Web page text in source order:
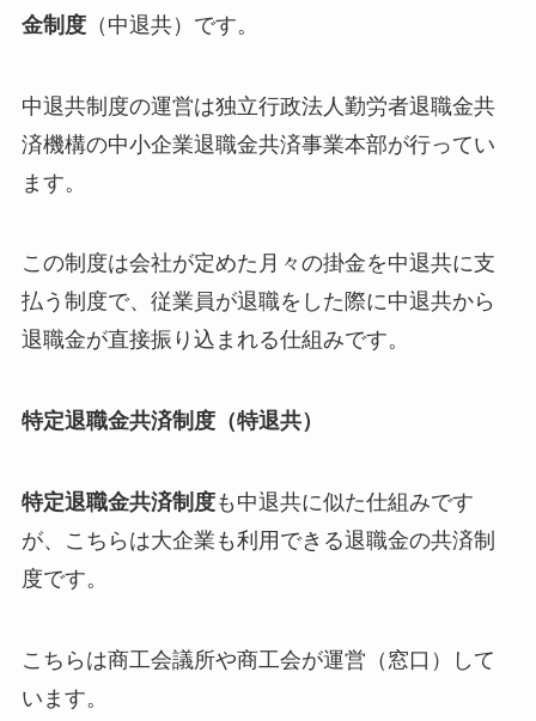
金制度（中退共）です。
中退共制度の運営は独立行政法人勤労者退職金共
済機構の中小企業退職金共済事業本部が行ってい
ます。
この制度は会社が定めた月々の掛金を中退共に支
払う制度で、従業員が退職をした際に中退共から
退職金が直接振り込まれる仕組みです。
特定退職金共済制度（特退共）
特定退職金共済制度も中退共に似た仕組みです
が、こちらは大企業も利用できる退職金の共済制
度です。
こちらは商工会議所や商工会が運営（窓口）して
います。